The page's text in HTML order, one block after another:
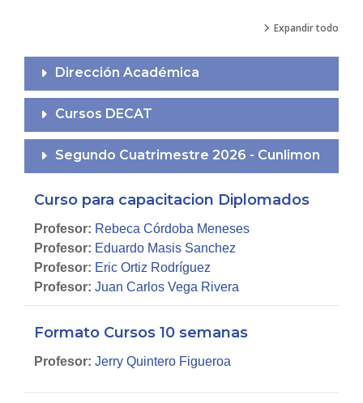
Expandir todo
Dirección Académica
Cursos DECAT
Segundo Cuatrimestre 2026 - Cunlimon
Curso para capacitacion Diplomados
Profesor: Rebeca Córdoba Meneses
Profesor: Eduardo Masis Sanchez
Profesor: Eric Ortiz Rodríguez
Profesor: Juan Carlos Vega Rivera
Formato Cursos 10 semanas
Profesor: Jerry Quintero Figueroa